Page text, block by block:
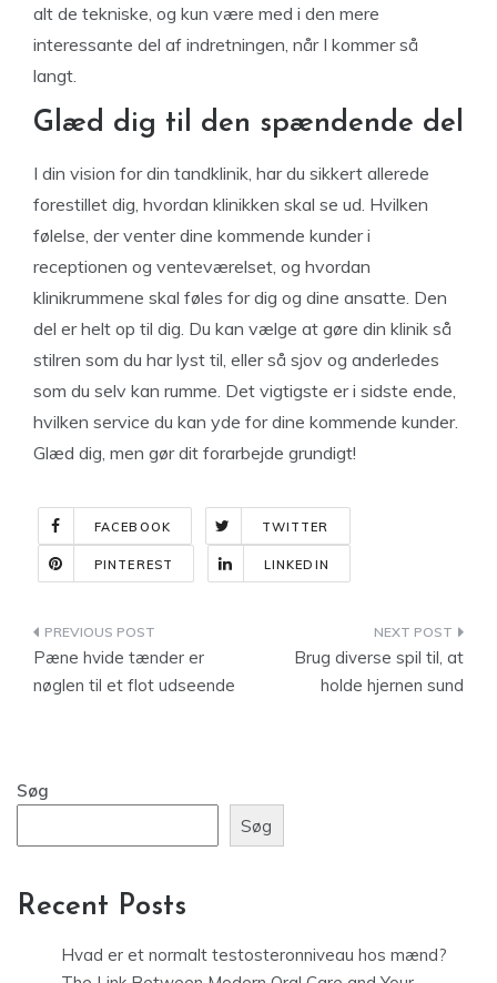
alt de tekniske, og kun være med i den mere
interessante del af indretningen, når I kommer så
langt.
Glæd dig til den spændende del
I din vision for din tandklinik, har du sikkert allerede
forestillet dig, hvordan klinikken skal se ud. Hvilken
følelse, der venter dine kommende kunder i
receptionen og venteværelset, og hvordan
klinikrummene skal føles for dig og dine ansatte. Den
del er helt op til dig. Du kan vælge at gøre din klinik så
stilren som du har lyst til, eller så sjov og anderledes
som du selv kan rumme. Det vigtigste er i sidste ende,
hvilken service du kan yde for dine kommende kunder.
Glæd dig, men gør dit forarbejde grundigt!
FACEBOOK TWITTER
PINTEREST LINKEDIN
Indlægsnavigation
Pæne hvide tænder er
nøglen til et flot udseende
Brug diverse spil til, at
holde hjernen sund
Søg
Søg
Recent Posts
Hvad er et normalt testosteronniveau hos mænd?